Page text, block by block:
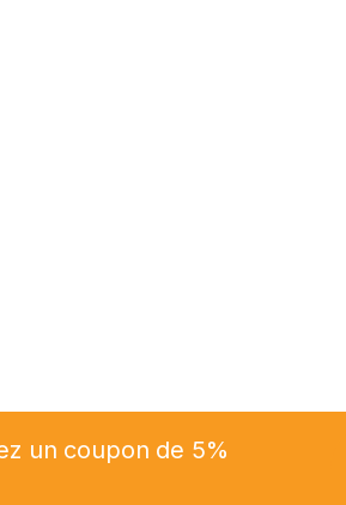
un coupon de 5%